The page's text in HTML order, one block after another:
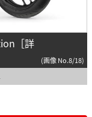
［詳
(画像 No.8/18)